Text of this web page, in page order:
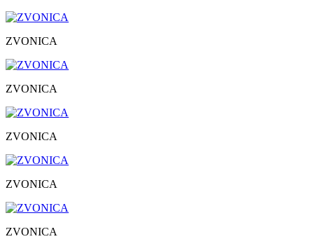
ZVONICA
ZVONICA
ZVONICA
ZVONICA
ZVONICA